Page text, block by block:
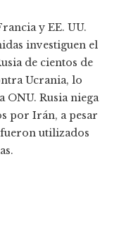
y EE. UU.
investiguen el
de cientos de
Ucrania, lo
ONU. Rusia niega
por Irán, a pesar
utilizados